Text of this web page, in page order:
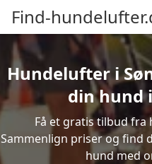
Find-
Hundelufter i
din hund
Få et gratis tilbud fra
Sammenlign priser og find
hund med